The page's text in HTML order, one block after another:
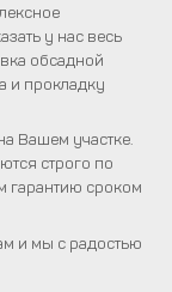
у нас весь
обсадной
и прокладку
Вашем участке.
строго по
гарантию сроком
и мы с радостью